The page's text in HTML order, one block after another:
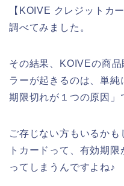
【KOIVE クレジット
調べてみました。
その結果、KOIVEの商
ラーが起きるのは、単
期限切れが１つの原因」
ご存じない方もいるか
トカードって、有効期
ってしまうんですよね♪